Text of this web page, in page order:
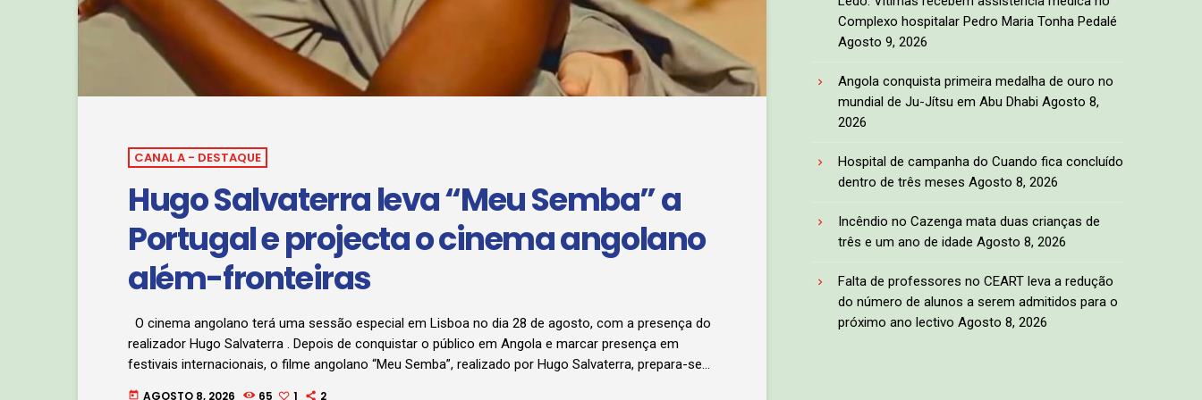
CANAL A - DESTAQUE
Hugo Salvaterra leva “Meu Semba” a
Portugal e projecta o cinema angolano
além-fronteiras
O cinema angolano terá uma sessão especial em Lisboa no dia 28 de agosto, com a presença do
realizador Hugo Salvaterra . Depois de conquistar o público em Angola e marcar presença em
festivais internacionais, o filme angolano “Meu Semba”, realizado por Hugo Salvaterra, prepara-se
today AGOSTO 8, 2026 65 1 2
Complexo hospitalar Pedro Maria Tonha Pedalé
Agosto 9, 2026
Angola conquista primeira medalha de ouro no
mundial de Ju-Jítsu em Abu Dhabi Agosto 8,
2026
Hospital de campanha do Cuando fica concluído
dentro de três meses Agosto 8, 2026
Incêndio no Cazenga mata duas crianças de
três e um ano de idade Agosto 8, 2026
Falta de professores no CEART leva a redução
do número de alunos a serem admitidos para o
próximo ano lectivo Agosto 8, 2026